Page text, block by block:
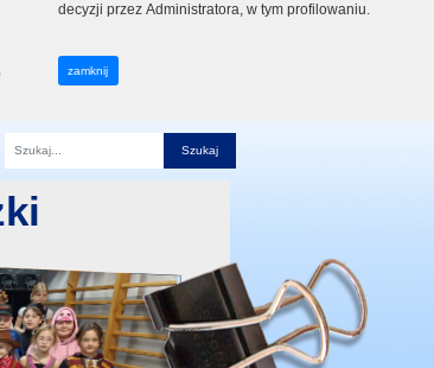
decyzji przez Administratora, w tym profilowaniu.
zamknij
Fraza